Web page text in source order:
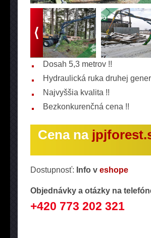
Dosah 5,3 metrov !!
Hydraulická ruka druhej
Najvyššia kvalita !!
Bezkonkurenčná cena !!
Cena na
Dostupnosť: Info v eshope
Objednávky a otázky na
+420 773 202 321